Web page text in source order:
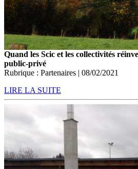
Quand les Scic et les collectivités
public-privé
Rubrique : Partenaires | 08/02/2021
LIRE LA SUITE